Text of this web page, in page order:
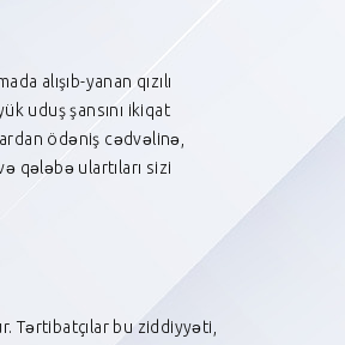
alışıb-yanan qızılı
uduş şansını ikiqat
ödəniş cədvəlinə,
qələbə ulartıları sizi
Tərtibatçılar bu ziddiyyəti,